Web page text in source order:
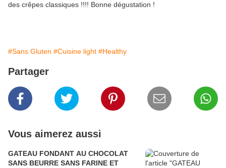
des crêpes classiques !!!! Bonne dégustation !
#Sans Gluten #Cuisine light #Healthy
Partager
Vous aimerez aussi
GATEAU FONDANT AU CHOCOLAT
SANS BEURRE SANS FARINE ET